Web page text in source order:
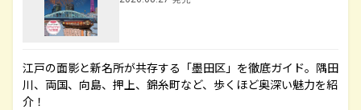
江戸の面影と新名所が共存する「墨田区」を徹底ガイド。隅田
川、両国、向島、押上、錦糸町など、歩くほど奥深い魅力を紹
介！